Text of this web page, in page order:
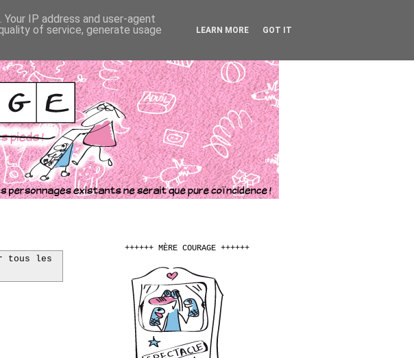
tous les
++++++ MÈRE COURAGE ++++++
IP address and user-agent
of service, generate usage
LEARN MORE GOT IT